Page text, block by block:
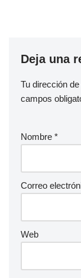
Deja una
Tu dirección
campos
Nombre *
Correo
Web